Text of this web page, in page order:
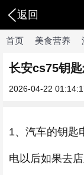
返回
首页 美食营养
长安cs75钥
2026-04-22
1、汽车的钥匙
电以后如果去